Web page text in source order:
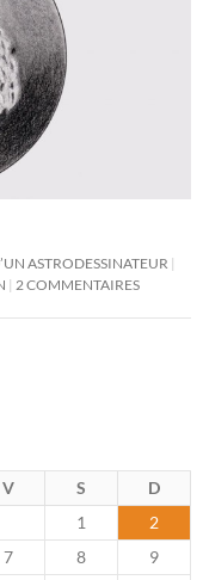
ASTRODESSINATEUR
2 COMMENTAIRES
V S
D
1
2
7 8
9